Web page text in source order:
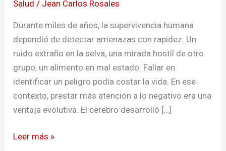
Salud / Jean Carlos Rosales
Durante miles de años, la supervivencia humana
dependió de detectar amenazas con rapidez. Un
ruido extraño en la selva, una mirada hostil de otro
grupo, un alimento en mal estado. Fallar en
identificar un peligro podía costar la vida. En ese
contexto, prestar más atención a lo negativo era una
ventaja evolutiva. El cerebro desarrolló […]
Leer más »